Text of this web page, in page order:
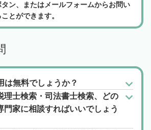
ン、またはメールフォームからお問い
とができます。
は無料でしょうか？
理士検索・司法書士検索、どの
門家に相談すればいいでしょう